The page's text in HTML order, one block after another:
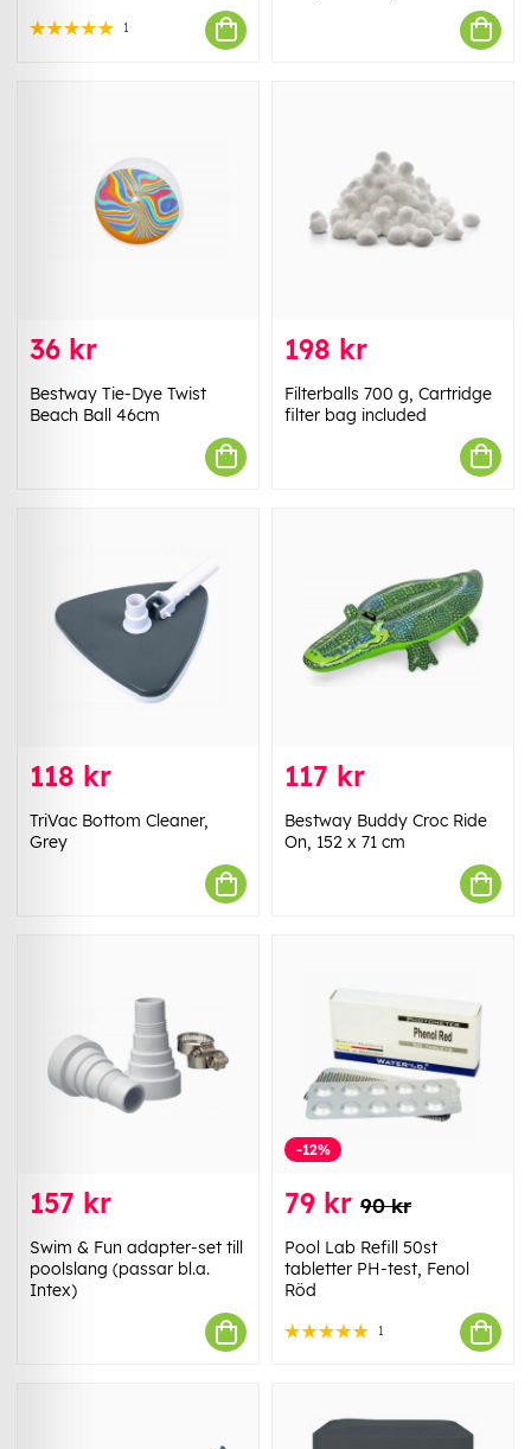
1
36 kr
Bestway Tie-Dye Twist
Beach Ball 46cm
198 kr
Filterballs 700 g, Cartridge
filter bag included
118 kr
TriVac Bottom Cleaner,
Grey
117 kr
Bestway Buddy Croc Ride
On, 152 x 71 cm
157 kr
Swim & Fun adapter-set till
poolslang (passar bl.a.
Intex)
-12%
79 kr 90 kr
Pool Lab Refill 50st
tabletter PH-test, Fenol
Röd
1